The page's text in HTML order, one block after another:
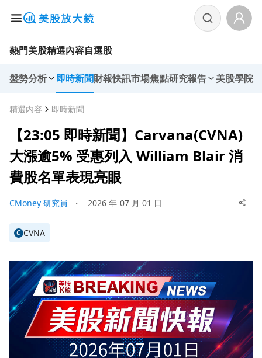
熱門美股精選內容自選股
盤勢分析 即時新聞財報快訊市場焦點研究報告 美股學院
精選內容 即時新聞
【23:05 即時新聞】Carvana(CVNA)
大漲逾5% 受惠列入 William Blair 消
費股名單表現亮眼
CMoney 研究員 ・ 2026 年 07 月 01 日
C CVNA